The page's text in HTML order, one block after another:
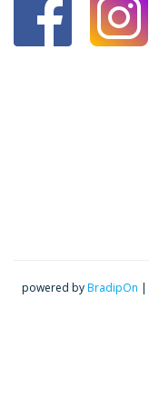
powered byBradipOn |